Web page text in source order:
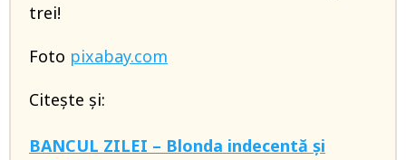
trei!
Foto pixabay.com
Citește și:
BANCUL ZILEI – Blonda indecentă și